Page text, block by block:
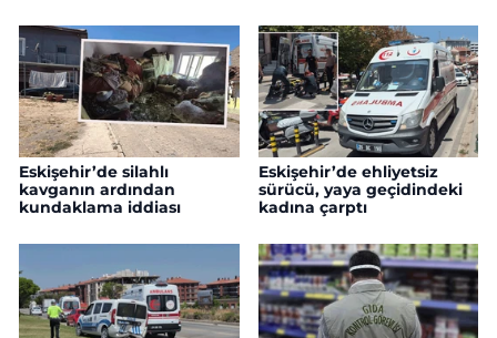
Eskişehir’de silahlı
kavganın ardından
kundaklama iddiası
Eskişehir’de ehliyetsiz
sürücü, yaya geçidindeki
kadına çarptı